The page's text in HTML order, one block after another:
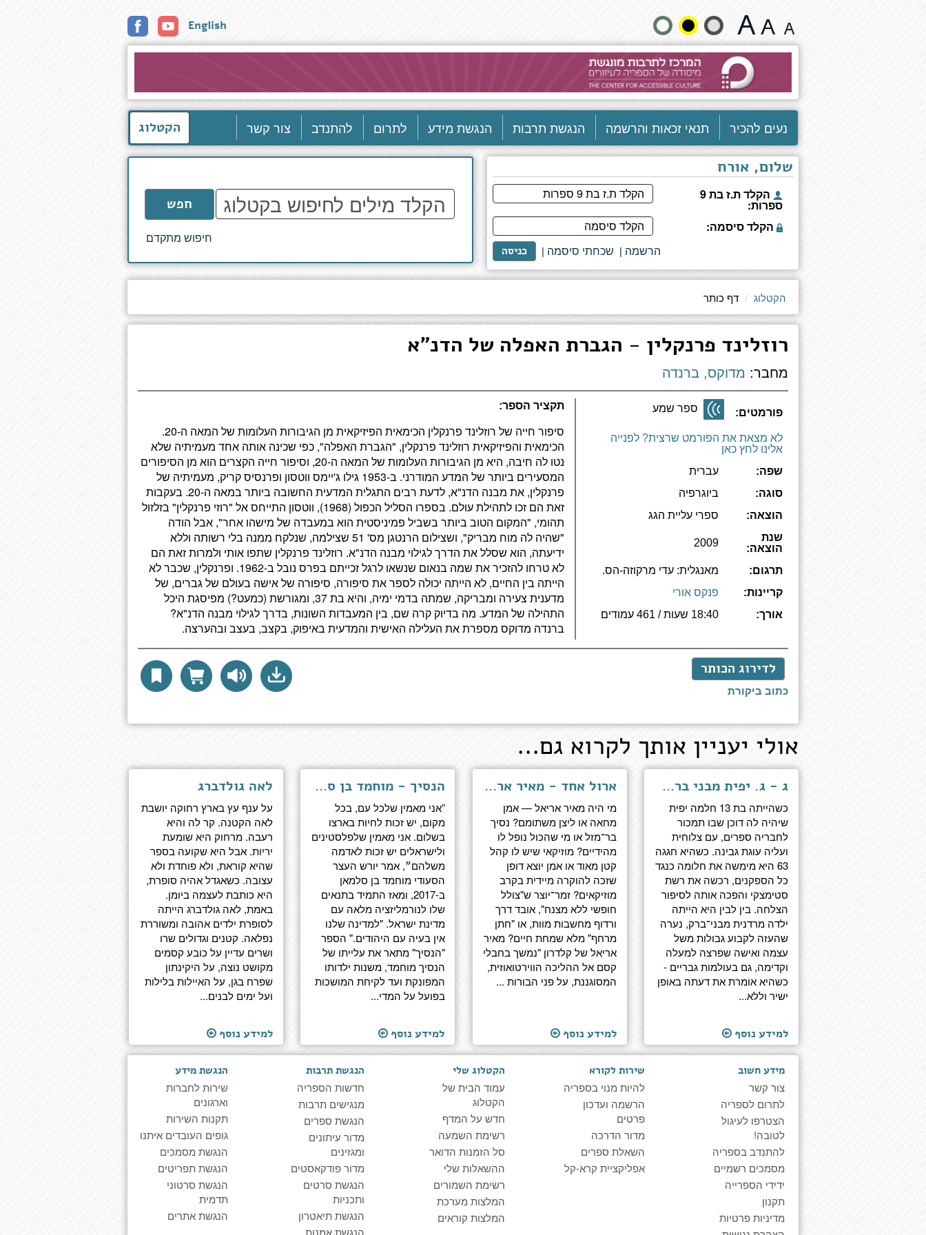
פרנקלין
-
הגברת
הדנ"א
שנה
גודל
וצבעים:
English
נעים להכיר תנאי זכאות והרשמה הנגשת תרבות הנגשת מידע לתרום להתנדב צור קשר הקטלוג
שלום, אורח
הקלד ת.ז בת 9
ספרות:
הקלד סיסמה:
כניסה | שכחתי סיסמה | הרשמה
הקלד
מילים
לחיפוש
חפש
חיפוש מתקדם
הקטלוג דף כותר
רוזלינד פרנקלין - הגברת האפלה של הדנ"א
מחבר: מדוקס, ברנדה
פורמטים: ספר שמע
לא מצאת את הפורמט שרצית? לפנייה
אלינו לחץ כאן
שפה:
עברית
סוגה:
ביוגרפיה
הוצאה:
ספרי עליית הגג
שנת
הוצאה:
2009
תרגום:
מאנגלית: עדי מרקוזה-הס.
קריינות:
פנקס אורי
אורך:
18:40 שעות / 461 עמודים
תקציר הספר:
סיפור חייה של רוזלינד פרנקלין הכימאית הפיזיקאית מן הגיבורות העלומות של המאה ה-20.
הכימאית והפיזיקאית רוזלינד פרנקלין, "הגברת האפלה", כפי שכינה אותה אחד מעמיתיה שלא
נטו לה חיבה, היא מן הגיבורות העלומות של המאה ה-20, וסיפור חייה הקצרים הוא מן הסיפורים
המסעירים ביותר של המדע המודרני. ב-1953 גילו ג'יימס ווטסון ופרנסיס קריק, מעמיתיה של
פרנקלין, את מבנה הדנ"א, לדעת רבים התגלית המדעית החשובה ביותר במאה ה-20. בעקבות
זאת הם זכו לתהילת עולם. בספרו הסליל הכפול (1968), ווטסון התייחס אל "רוזי פרנקלין" בזלזול
תהומי, "המקום הטוב ביותר בשביל פמיניסטית הוא במעבדה של מישהו אחר", אבל הודה
"שהיה לה מוח מבריק", ושצילום הרנטגן מס' 51 שצילמה, שנלקח ממנה בלי רשותה וללא
ידיעתה, הוא שסלל את הדרך לגילוי מבנה הדנ"א. רוזלינד פרנקלין שתפו אותי ולמרות זאת הם
לא טרחו להזכיר את שמה בנאום שנשאו לרגל זכייתם בפרס נובל ב-1962. ופרנקלין, שכבר לא
הייתה בין החיים, לא הייתה יכולה לספר את סיפורה, סיפורה של אישה בעולם של גברים, של
מדענית צעירה ומבריקה, שמתה בדמי ימיה, והיא בת 37, ומגורשת (כמעט?) מפיסגת היכל
התהילה של המדע. מה בדיוק קרה שם, בין המעבדות השונות, בדרך לגילוי מבנה הדנ"א?
ברנדה מדוקס מספרת את העלילה האישית והמדעית באיפוק, בקצב, בעצב ובהערצה.
לדירוג הכותר
כתוב ביקורת
אולי יעניין אותך לקרוא גם...
ג - ג. יפית מבני ברק לפסגת עולם העסקים
כשהייתה בת 13 חלמה יפית
שיהיה לה דוכן שבו תמכור
לחבריה ספרים, עם צלוחית
ועליה עוגת גבינה. כשהיא חגגה
63 היא מימשה את חלומה כנגד
כל הספקנים, רכשה את רשת
סטימצקי והפכה אותה לסיפור
הצלחה. בין לבין היא הייתה
ילדה מרדנית מבני־ברק, נערה
שהעזה לקבוע גבולות משל
עצמה ואישה שפרצה למעלה
וקדימה, גם בעולמות גבריים -
כשהיא אומרת את דעתה באופן
ישיר וללא...
למידע נוסף
ארול אחד - מאיר אריאל, ביוגרפיה
מי היה מאיר אריאל — אמן
מחאה או ליצן משתומם? נסיך
בר־מזל או מי שהכול נופל לו
מהידיים? מוזיקאי שיש לו קהל
קטן מאוד או אמן יוצא דופן
שזכה להוקרה מיידית בקרב
מוזיקאים? זמר־יוצר ש"צולל
חופשי ללא מצנח", אובד דרך
ורדוף מחשבות מוות, או "חתן
מרחף" מלא שמחת חיים? מאיר
אריאל של קלדרון "נמשך בחבלי
קסם אל ההליכה הווירטואוזית,
המסוגננת, על פני הבורות ...
למידע נוסף
הנסיך - מוחמד בן סלמאן, האיש ששינה את ערב הסעודית
”אני מאמין שלכל עם, בכל
מקום, יש זכות לחיות בארצו
בשלום. אני מאמין שלפלסטינים
ולישראלים יש זכות לאדמה
משלהם״, אמר יורש העצר
הסעודי מוחמד בן סלמאן
ב-2017, ומאז התמיד בתנאים
שלו לנורמליזציה מלאה עם
מדינת ישראל. "למדינה שלנו
אין בעיה עם היהודים." הספר
"הנסיך" מתאר את עלייתו של
הנסיך מוחמד, משנות ילדותו
המפונקת ועד לקיחת המושכות
בפועל על המדי...
למידע נוסף
לאה גולדברג
על ענף עץ בארץ רחוקה יושבת
לאה הקטנה. קר לה והיא
רעבה. מרחוק היא שומעת
יריות. אבל היא שקועה בספר
שהיא קוראת, ולא פוחדת ולא
עצובה. כשאגדל אהיה סופרת,
היא כותבת לעצמה ביומן.
באמת, לאה גולדברג הייתה
לסופרת ילדים אהובה ומשוררת
נפלאה. קטנים וגדולים שרו
ושרים עדיין על כובע קסמים
מקושט נוצה, על היקינתון
שפרח בגן, על האיילות בלילות
ועל ימים לבנים...
למידע נוסף
מידע חשוב
צור קשר
לתרום לספריה
הצטרפו לעיגול
לטובה!
להתנדב בספריה
מסמכים רשמיים
ידידי הספרייה
תקנון
מדיניות פרטיות
שירות לקורא
להיות מנוי בספריה
הרשמה ועדכון
פרטים
מדור הדרכה
השאלת ספרים
אפליקציית קרא-קל
הקטלוג שלי
עמוד הבית של
הקטלוג
חדש על המדף
רשימת השמעה
סל הזמנות הדואר
ההשאלות שלי
רשימת השמורים
המלצות מערכת
המלצות קוראים
הנגשת תרבות
חדשות הספריה
מנגישים תרבות
הנגשת ספרים
מדור עיתונים
ומגזינים
מדור פודקאסטים
הנגשת סרטים
ותכניות
הנגשת תיאטרון
הנגשת אמנות
הנגשת מידע
שירות לחברות
וארגונים
תקנות השירות
גופים העובדים איתנו
הנגשת מסמכים
הנגשת תפריטים
הנגשת סרטוני
תדמית
הנגשת אתרים